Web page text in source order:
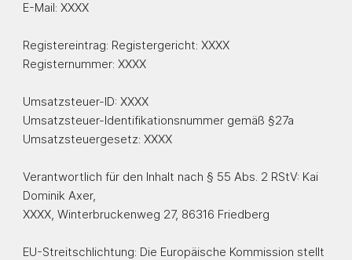
E-Mail: XXXX
Registereintrag: Registergericht: XXXX
Registernummer: XXXX
Umsatzsteuer-ID: XXXX
Umsatzsteuer-Identifikationsnummer gemäß §27a
Umsatzsteuergesetz: XXXX
Verantwortlich für den Inhalt nach § 55 Abs. 2 RStV: Kai
Dominik Axer,
XXXX, Winterbruckenweg 27, 86316 Friedberg
EU-Streitschlichtung: Die Europäische Kommission stellt